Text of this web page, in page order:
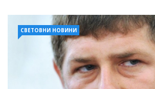
СВЕТОВНИ НОВИНИ